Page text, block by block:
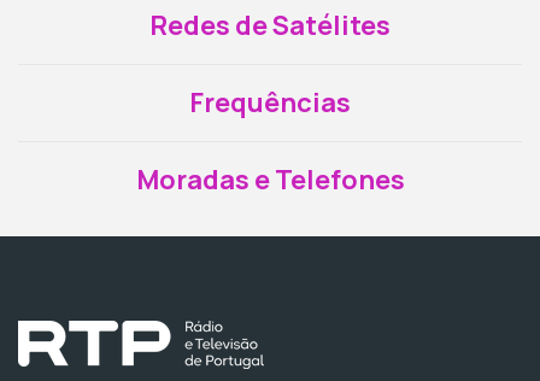
Redes de Satélites
Frequências
Moradas e Telefones